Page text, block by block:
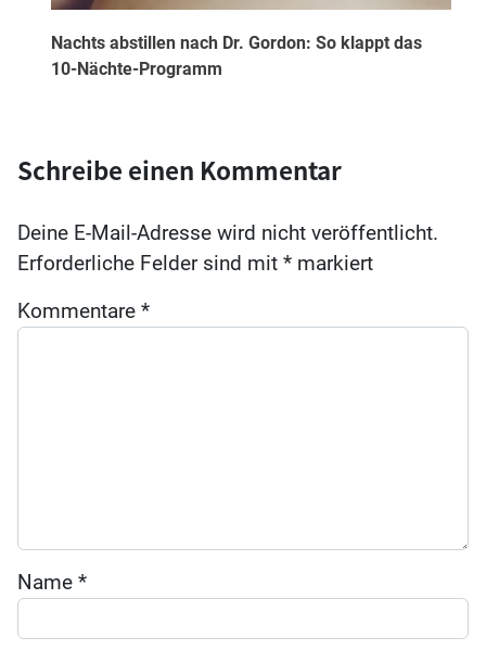
Nachts abstillen nach Dr. Gordon: So klappt das
10-Nächte-Programm
Schreibe einen Kommentar
Deine E-Mail-Adresse wird nicht veröffentlicht.
Erforderliche Felder sind mit * markiert
Kommentare *
Name *